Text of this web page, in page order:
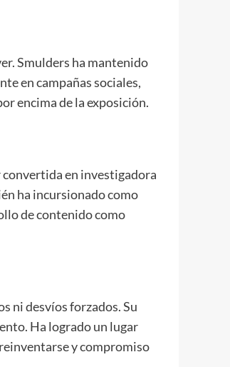
Smulders ha mantenido
en campañas sociales,
encima de la exposición.
convertida en investigadora
ha incursionado como
de contenido como
ni desvíos forzados. Su
Ha logrado un lugar
y compromiso